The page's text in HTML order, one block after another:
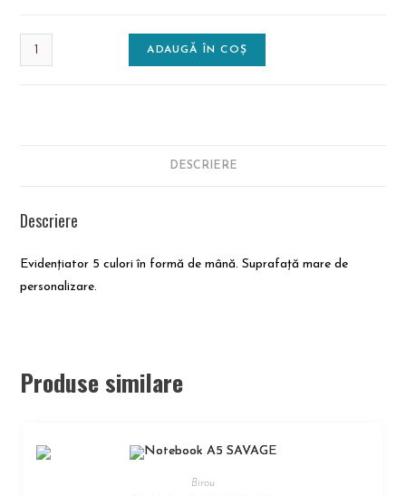
ADAUGĂ ÎN COȘ
DESCRIERE
Descriere
Evidențiator 5 culori în formă de mână. Suprafață mare de
personalizare.
Produse similare
Birou